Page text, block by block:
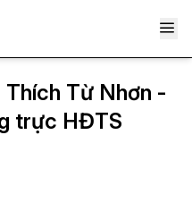
Thích Từ Nhơn -
trực HĐTS